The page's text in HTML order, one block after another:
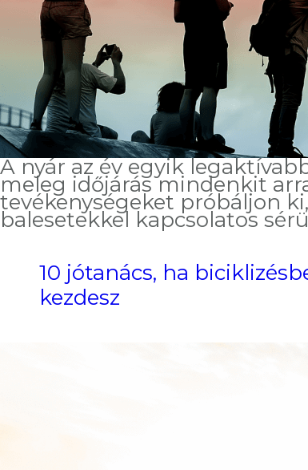
A nyár az év egyik
meleg időjárás mindenkit
tevékenységeket próbáljon
balesetekkel kapcsolatos
10 jótanács, ha
kezdesz